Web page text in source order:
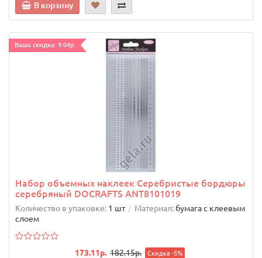
В корзину
Ваша скидка: 9.04р.
Набор объемных наклеек Серебристые бордюры
серебряный DOCRAFTS ANT8101019
Количество в упаковке: 1 шт Материал: бумага с клеевым
слоем
173.11р. 182.15р. Скидка -5%